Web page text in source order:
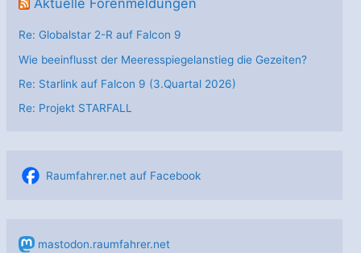
Re: Globalstar 2-R auf Falcon 9
Wie beeinflusst der Meeresspiegelanstieg die Gezeiten?
Re: Starlink auf Falcon 9 (3.Quartal 2026)
Re: Projekt STARFALL
Raumfahrer.net auf Facebook
mastodon.raumfahrer.net